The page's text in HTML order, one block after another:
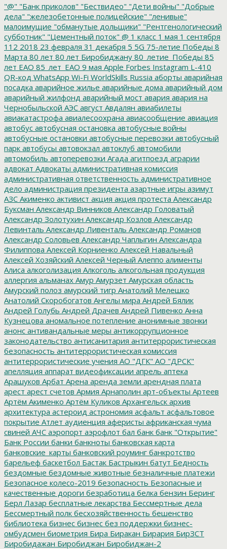
"@" "Банк приколов" "Бествидео" "Дети войны" "Добрые
дела" "железобетонные полицейские" "ленивые"
малоимущие "обманутые дольщики" "Рентгенологический
субботник" "Цементный поток" @ 1 класс 1 мая 1 сентября
112 2018 23 февраля 31 декабря 5 5G 75-летие Победы 8
Марта 80 лет 80 лет Биробиджану 80_летие_Победы 85
лет ЕАО 85_лет_ЕАО 9 мая Apple Forbes Instagram L-410
QR-код WhatsApp Wi-Fi WorldSkills Russia аборты аварийная
посадка аварийное жилье аварийные дома аварийный дом
аварийный жилфонд аварийный мост авария авария на
Чернобыльской АЭС август Авдалян авиабилеты
авиакатастрофа авиалесоохрана авиасообщение авиация
автобус автобусная остановка автобусные войны
автобусные остановки автобусные перевозки автобусный
парк автобусы автовокзал автоклуб автомобили
автомобиль автоперевозки Агада агитпоезд аграрии
адвокат Адвокаты административная комиссия
административная ответственность административное
дело администрация президента азартные игры азимут
АЗС Акименко активист акция акция протеста Александр
Буксман Александр Винников Александр Головатый
Александр Золотухин Александр Козлов Александр
Левинталь Александр Ливенталь Александр Романов
Александр Соловьев Александр Чаплыгин Александра
Филиппова Алексей Корниенко Алексей Навальный
Алексей Хозяйский Алексей Черный Алеппо алименты
Алиса алкоголизация Алкоголь алкогольная продукция
аллергия альманах Амур Амурзет Амурская область
Амурский полоз амурский тигр Анатолий Мелешко
Анатолий Скоробогатов Ангелы мира Андрей Бялик
Андрей Голубь Андрей Драчев Андрей Пивенко Анна
Кузнецова аномальное потепление анонимные звонки
анонс антивандальные меры антикоррупционное
законодательство антисанитария антитеррористическая
безопасность антитеррористическая комиссия
антитеррористические учения АО "ДГК" АО "ДРСК"
апелляция аппарат видеофиксации апрель аптека
Арашуков Арбат Арена аренда земли арендная плата
арест арест счетов Армия Арнаполин арт-объекты Артеев
Артём Акименко Артём Куликов Архангельск архив
архитектура астероид астрономия асфальт асфальтовое
покрытие Атлет аудиенция аферисты африканская чума
свиней АЧС аэропорт аэрофлот бал банк банк "Открытие"
Банк России банки банкноты банковская карта
банковские_карты банковский роуминг банкротство
барельеф баскетбол Бастак Бастрыкин батут Бедность
бездомные бездомные животные безналичные платежи
Безопасное колесо-2019 безопасность Безопасные и
качественные дороги безработица белка бензин Беринг
Берл Лазар бесплатные лекарства Бессмертные дела
Бессмертный полк бесхозяйственность бешенство
библиотека бизнес бизнес без поддержки бизнес-
омбудсмен биометрия Бира Биракан Бирария БирЗСТ
Биробидажан Биробиджан Биробиджан-2